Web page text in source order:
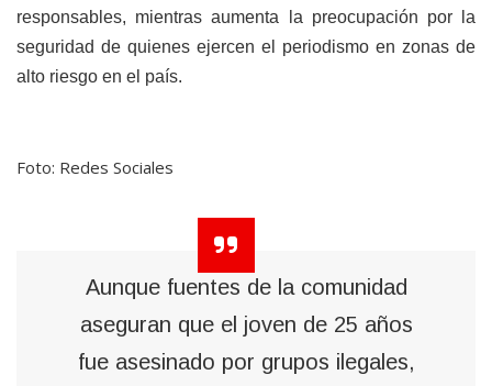
responsables, mientras aumenta la preocupación por la
seguridad de quienes ejercen el periodismo en zonas de
alto riesgo en el país.
Foto: Redes Sociales
Aunque fuentes de la comunidad
aseguran que el joven de 25 años
fue asesinado por grupos ilegales,